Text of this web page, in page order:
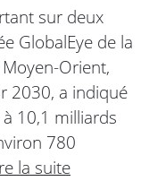
sur deux
GlobalEye de la
Orient,
2030, a indiqué
10,1 milliards
780
la suite